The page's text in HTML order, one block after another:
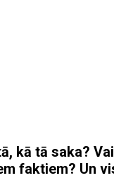
kā tā saka?
faktiem? Un